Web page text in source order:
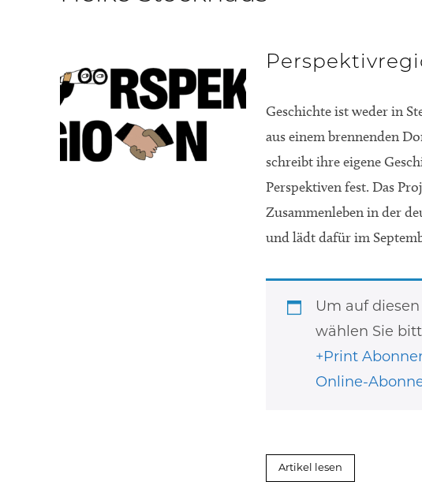
Geschichte ist weder in
aus einem brennenden
schreibt ihre eigene
Perspektiven fest. Das
Zusammenleben in der
und lädt dafür im
Um auf
wählen Sie
+Print
Online-
Artikel lesen